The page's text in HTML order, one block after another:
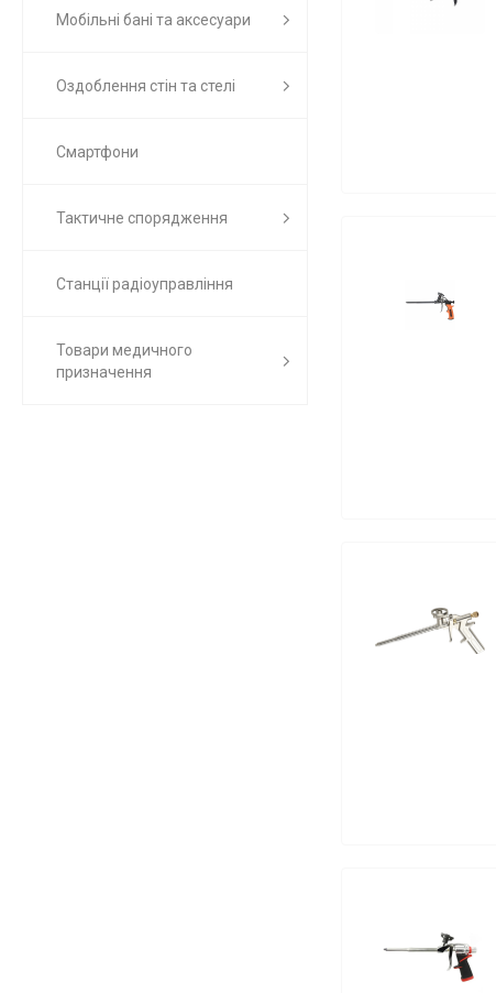
Мобільні бані та аксесуари
Оздоблення стін та стелі
Смартфони
Тактичне спорядження
Станції радіоуправління
Товари медичного
призначення